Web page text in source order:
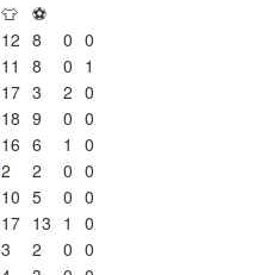
👕 ⚽
12 8 0 0
11 8 0 1
17 3 2 0
18 9 0 0
16 6 1
0
2 2 0 0
10 5 0 0
17 13 1
0
3 2 0 0